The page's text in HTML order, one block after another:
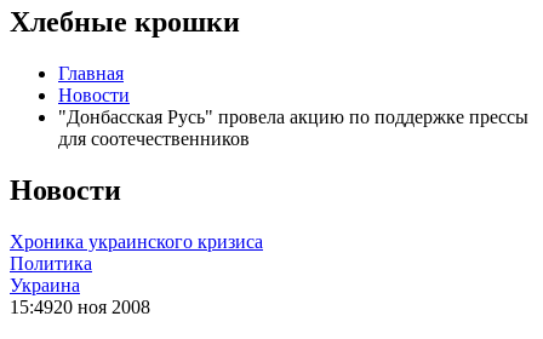
Хлебные крошки
Главная
Новости
"Донбасская Русь" провела акцию по поддержке прессы
для соотечественников
Новости
Хроника украинского кризиса
Политика
Украина
15:4920 ноя 2008